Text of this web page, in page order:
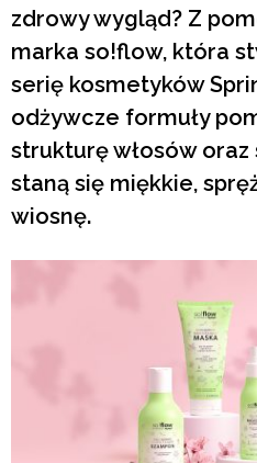
zdrowy wygląd? Z
marka so!flow, która
serię kosmetyków
odżywcze formuły
strukturę włosów oraz
staną się miękkie,
wiosnę.